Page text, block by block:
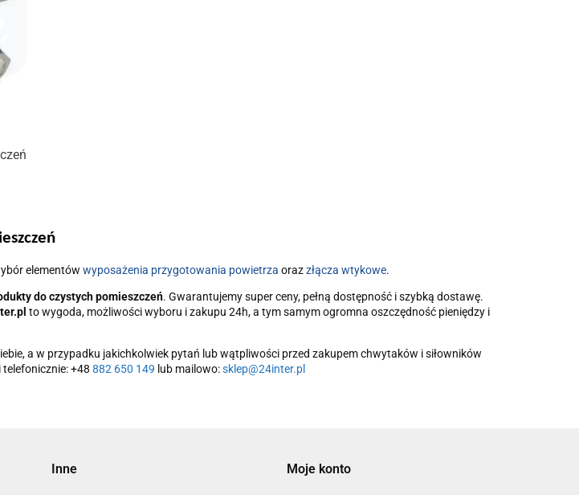
elementów wyposażenia przygotowania powietrza orazzłącza wtykowe.
do czystych pomieszczeń. Gwarantujemy super ceny, pełną dostępność i szybką dostawę.
to wygoda, możliwości wyboru i zakupu 24h, a tym samym ogromna oszczędność pieniędzy i
a w przypadku jakichkolwiek pytań lub wątpliwości przed zakupem chwytaków i siłowników
+48 882 650 149 lub mailowo:sklep@24inter.pl
Inne Moje konto